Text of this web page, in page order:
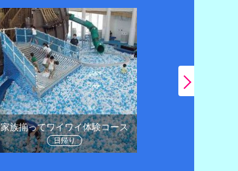
家族揃ってワイワイ体験コース
日帰り